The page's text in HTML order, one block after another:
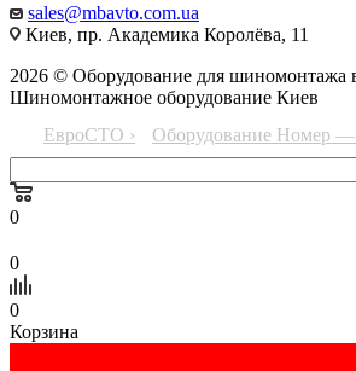
sales@mbavto.com.ua
Киев, пр. Академика Королёва, 11
2026 © Оборудование для шиномонтажа
Шиномонтажное оборудование Киев
ЕвроСТО ›
Оборудование Номер
0
0
0
Корзина